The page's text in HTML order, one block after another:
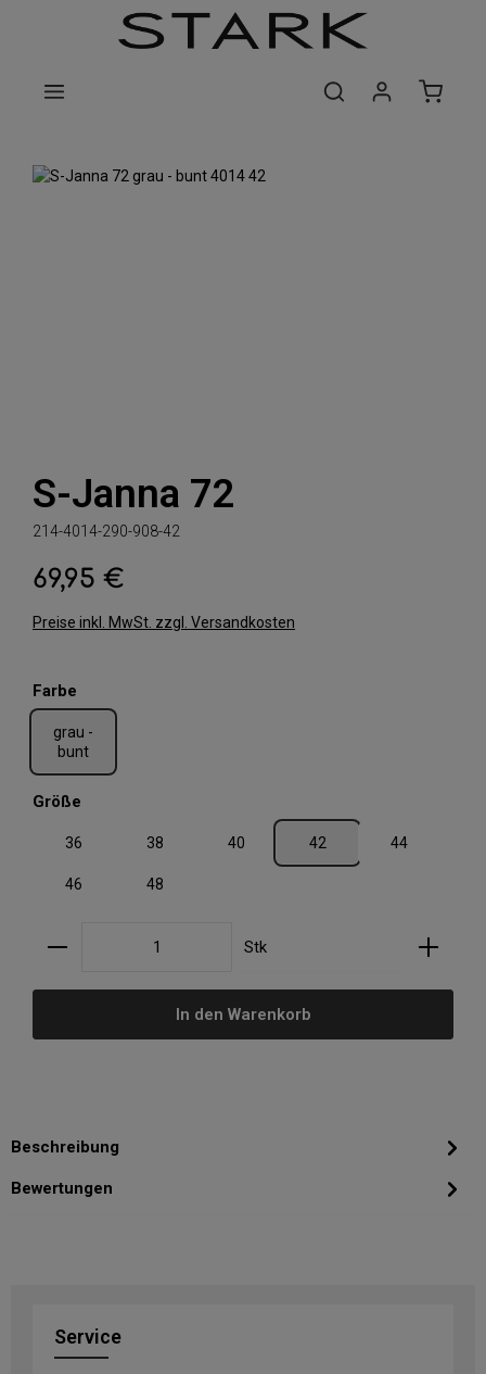
Zum Hauptinhalt springen
S-Janna 72
214-4014-290-908-42
Regulärer Preis:
69,95 €
Preise inkl. MwSt. zzgl. Versandkosten
Farbe
grau -
bunt
Größe
36 38 40 42 44
46 48
Produkt Anzahl: Gib den gewünschten Wert ein
Stk
In den Warenkorb
Beschreibung
Bewertungen
Service